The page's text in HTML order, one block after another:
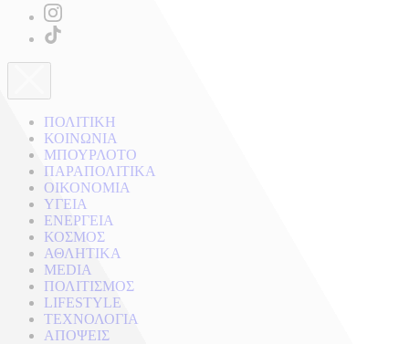
ΠΟΛΙΤΙΚΗ
ΚΟΙΝΩΝΙΑ
ΜΠΟΥΡΛΟΤΟ
ΠΑΡΑΠΟΛΙΤΙΚΑ
ΟΙΚΟΝΟΜΙΑ
ΥΓΕΙΑ
ΕΝΕΡΓΕΙΑ
ΚΟΣΜΟΣ
ΑΘΛΗΤΙΚΑ
MEDIA
ΠΟΛΙΤΙΣΜΟΣ
LIFESTYLE
ΤΕΧΝΟΛΟΓΙΑ
ΑΠΟΨΕΙΣ